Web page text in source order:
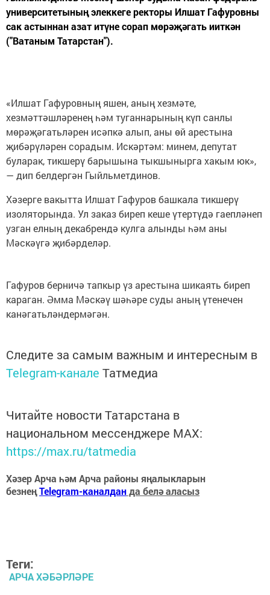
университетының элеккеге ректоры Илшат Гафуровны
сак астыннан азат итүне сорап мөрәҗәгать ииткән
("Ватаным Татарстан").
«Илшат Гафуровның яшен, аның хезмәте,
хезмәттәшләренең һәм туганнарының күп санлы
мөрәҗәгатьләрен исәпкә алып, аны өй арестына
җибәрүләрен сорадым. Искәртәм: минем, депутат
буларак, тикшерү барышына тыкшынырга хакым юк»,
— дип белдергән Гыйльметдинов.
Хәзерге вакытта Илшат Гафуров башкала тикшерү
изоляторында. Ул заказ биреп кеше үтертүдә гаепләнеп
узган елның декабрендә кулга алынды һәм аны
Мәскәүгә җибәрделәр.
Гафуров берничә тапкыр үз арестына шикаять биреп
караган. Әмма Мәскәү шәһәре суды аның үтенечен
канәгатьләндермәгән.
Следите за самым важным и интересным в
Telegram-канале Татмедиа
Читайте новости Татарстана в
национальном мессенджере MАХ:
https://max.ru/tatmedia
Хәзер Арча һәм Арча районы яңалыкларын
безнеңTelegram-каналданда белә аласыз
Теги:
АРЧА ХӘБӘРЛӘРЕ